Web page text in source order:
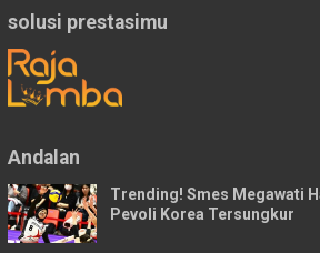
solusi prestasimu
Andalan
Trending! Smes Megawati
Pevoli Korea Tersungkur